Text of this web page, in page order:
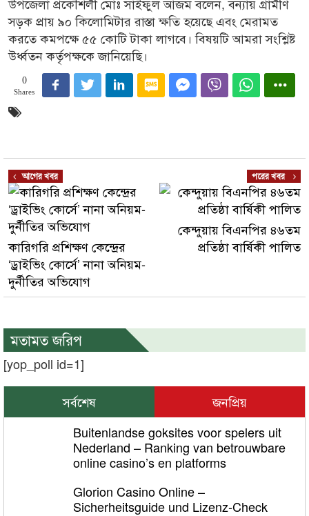
সড়ক প্রায় ৯০ কিলোমিটার রাস্তা ক্ষতি হয়েছে এবং মেরামত
করতে কমপক্ষে ৫৫ কোটি টাকা লাগবে। বিষয়টি আমরা সংশ্লিষ্ট
উর্ধ্বতন কর্তৃপক্ষকে জানিয়েছি।
0
Shares
আগের খবর
কারিগরি প্রশিক্ষণ কেন্দ্রের
‘ড্রাইভিং কোর্সে’ নানা অনিয়ম-
দুর্নীতির অভিযোগ
পরের খবর
কেন্দুয়ায় বিএনপির ৪৬তম
প্রতিষ্ঠা বার্ষিকী পালিত
মতামত জরিপ
[yop_poll id=1]
সর্বশেষ
জনপ্রিয়
Buitenlandse goksites voor spelers uit
Nederland – Ranking van betrouwbare
online casino’s en platforms
Glorion Casino Online –
Sicherheitsguide und Lizenz‑Check